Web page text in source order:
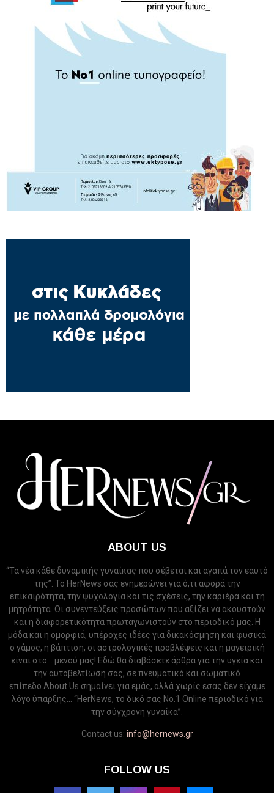
ABOUT US
“Τα νέα κάθε δυναμικής γυναίκας που σέβεται και αγαπά τον εαυτό
της”. Το HerNews σας ενημερώνει για ό,τι αφορά την
επικαιρότητα, την ψυχολογία και τις σχέσεις, την καριέρα και τη
μητρότητα. Οι συνεντεύξεις προσώπων που αξίζει να ακουστούν
και η διαφορετικότητα πρωταγωνιστούν στο περιοδικό μας. Η
μόδα και η ομορφιά, υπέροχες ιδέες για δικακόσμηση και φυσικά
ο γάμος, η βάπτιση, οι αστρολογικές προβλέψεις και η μαγειρική
είναι στο... μενού μας! Εδώ θα διαβάσετε άρθρα για την υγεία και
την αυτοβελτίωση σας, σε πνευματικό και σωματικό
επίπεδο.About Us σημαίνει για εμάς, αλλά χωρίς εσάς δεν είχαμε
λόγο ύπαρξης... “HerNews, το δικό σας Νo.1 Online περιοδικό για
την σύγχρονη γυναίκα”.
Contact us: info@hernews.gr
FOLLOW US